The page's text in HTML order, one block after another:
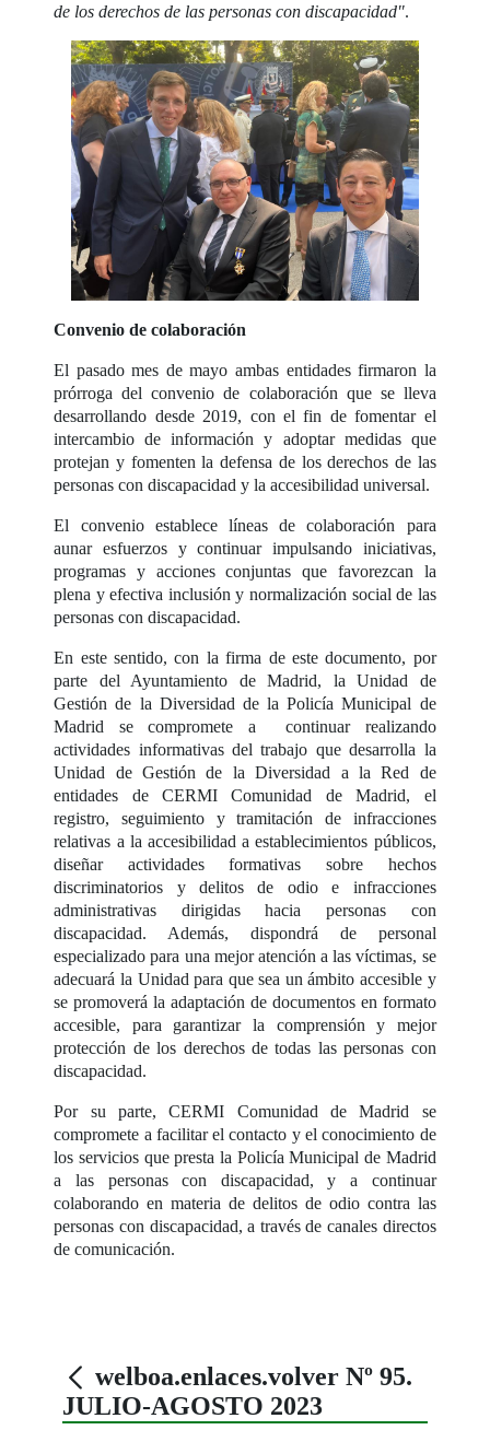
de los derechos de las personas con discapacidad".
Convenio de colaboración
El pasado mes de mayo ambas entidades firmaron la
prórroga del convenio de colaboración que se lleva
desarrollando desde 2019, con el fin de fomentar el
intercambio de información y adoptar medidas que
protejan y fomenten la defensa de los derechos de las
personas con discapacidad y la accesibilidad universal.
El convenio establece líneas de colaboración para
aunar esfuerzos y continuar impulsando iniciativas,
programas y acciones conjuntas que favorezcan la
plena y efectiva inclusión y normalización social de las
personas con discapacidad.
En este sentido, con la firma de este documento, por
parte del Ayuntamiento de Madrid, la Unidad de
Gestión de la Diversidad de la Policía Municipal de
Madrid se compromete a continuar realizando
actividades informativas del trabajo que desarrolla la
Unidad de Gestión de la Diversidad a la Red de
entidades de CERMI Comunidad de Madrid, el
registro, seguimiento y tramitación de infracciones
relativas a la accesibilidad a establecimientos públicos,
diseñar actividades formativas sobre hechos
discriminatorios y delitos de odio e infracciones
administrativas dirigidas hacia personas con
discapacidad. Además, dispondrá de personal
especializado para una mejor atención a las víctimas, se
adecuará la Unidad para que sea un ámbito accesible y
se promoverá la adaptación de documentos en formato
accesible, para garantizar la comprensión y mejor
protección de los derechos de todas las personas con
discapacidad.
Por su parte, CERMI Comunidad de Madrid se
compromete a facilitar el contacto y el conocimiento de
los servicios que presta la Policía Municipal de Madrid
a las personas con discapacidad, y a continuar
colaborando en materia de delitos de odio contra las
personas con discapacidad, a través de canales directos
de comunicación.
welboa.enlaces.volver Nº 95.
JULIO-AGOSTO 2023